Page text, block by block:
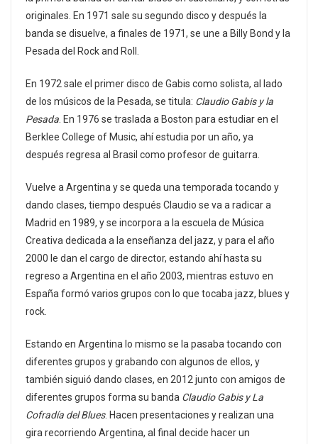
originales. En 1971 sale su segundo disco y después la
banda se disuelve, a finales de 1971, se une a Billy Bond y la
Pesada del Rock and Roll.
En 1972 sale el primer disco de Gabis como solista, al lado
de los músicos de la Pesada, se titula: Claudio Gabis y la
Pesada . En 1976 se traslada a Boston para estudiar en el
Berklee College of Music, ahí estudia por un año, ya
después regresa al Brasil como profesor de guitarra.
Vuelve a Argentina y se queda una temporada tocando y
dando clases, tiempo después Claudio se va a radicar a
Madrid en 1989, y se incorpora a la escuela de Música
Creativa dedicada a la enseñanza del jazz, y para el año
2000 le dan el cargo de director, estando ahí hasta su
regreso a Argentina en el año 2003, mientras estuvo en
España formó varios grupos con lo que tocaba jazz, blues y
rock.
Estando en Argentina lo mismo se la pasaba tocando con
diferentes grupos y grabando con algunos de ellos, y
también siguió dando clases, en 2012 junto con amigos de
diferentes grupos forma su banda Claudio Gabis y La
Cofradía del Blues. Hacen presentaciones y realizan una
gira recorriendo Argentina, al final decide hacer un